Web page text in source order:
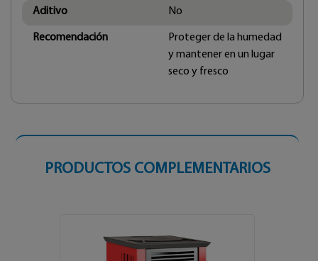
Aditivo No
Recomendación
Proteger de la humedad
y mantener en un lugar
seco y fresco
PRODUCTOS COMPLEMENTARIOS